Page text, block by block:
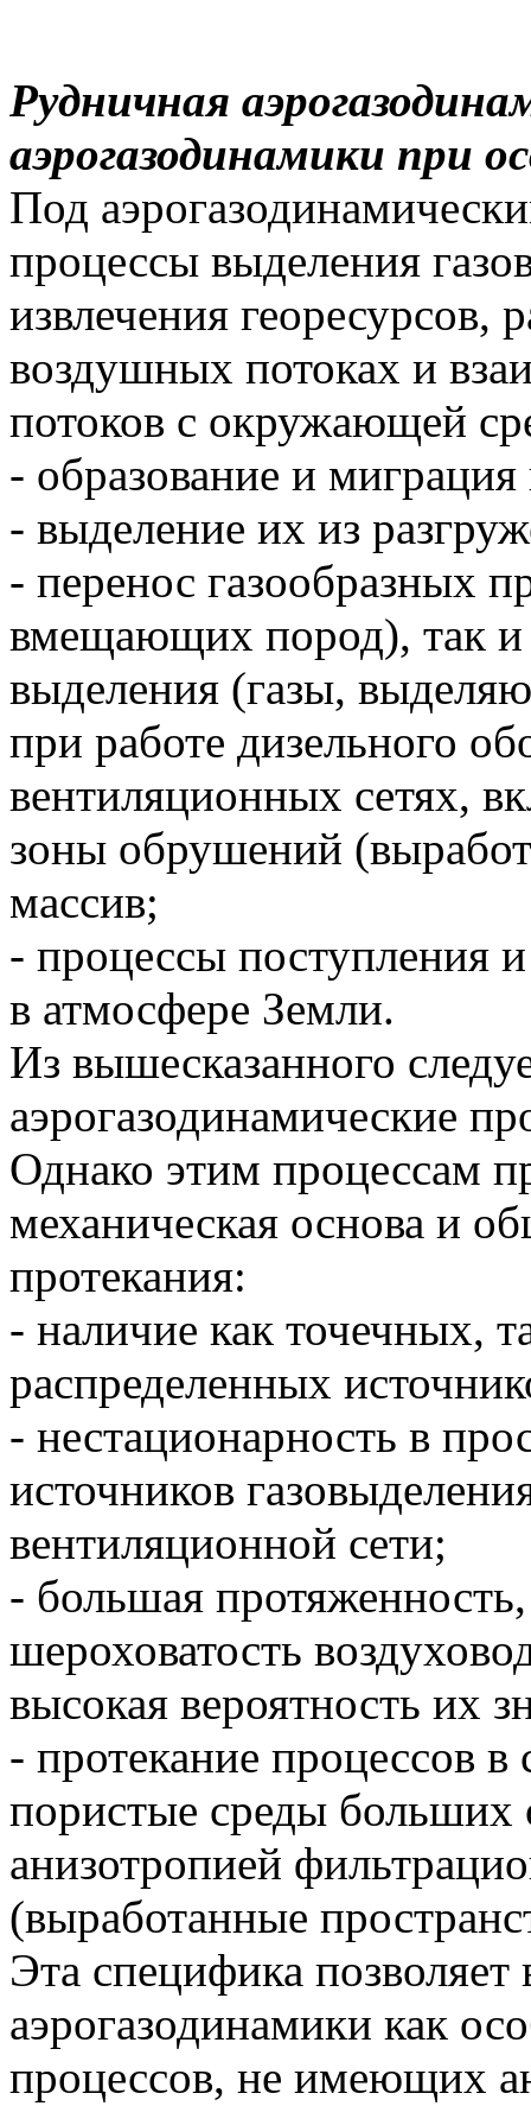
Рудничная
аэрогазодинамики при
Под
процессы выделения
извлечения георесурсов,
воздушных потоках и
потоков с окружающей
- образование и миграция
- выделение их из
- перенос газообразных
вмещающих пород), так и
выделения (газы,
при работе дизельного
вентиляционных сетях,
зоны обрушений
массив;
- процессы поступления
в атмосфере Земли.
Из вышесказанного
аэрогазодинамические
Однако этим процессам
механическая основа и
протекания:
- наличие как точечных,
распределенных
- нестационарность в
источников
вентиляционной сети;
- большая
шероховатость
высокая вероятность их
- протекание процессов
пористые среды больших
анизотропией
(выработанные
Эта специфика
аэрогазодинамики как
процессов, не имеющих